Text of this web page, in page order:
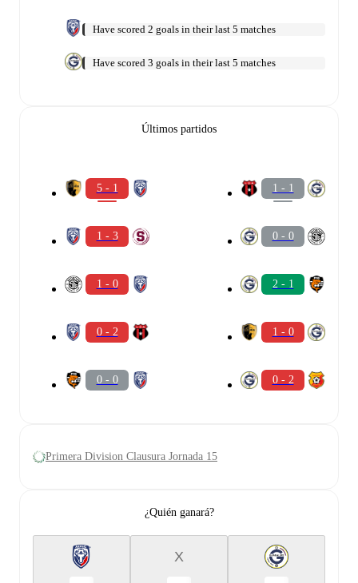
Have scored 2 goals in their last 5 matches
Have scored 3 goals in their last 5 matches
Últimos partidos
5 - 1
1 - 3
1 - 0
0 - 2
0 - 0
1 - 1
0 - 0
2 - 1
1 - 0
0 - 2
Primera Division Clausura Jornada 15
¿Quién ganará?
X